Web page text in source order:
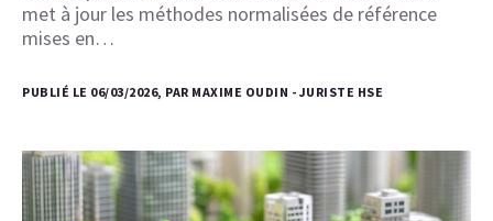
met à jour les méthodes normalisées de référence
mises en…
PUBLIÉ LE 06/03/2026, PAR MAXIME OUDIN - JURISTE HSE